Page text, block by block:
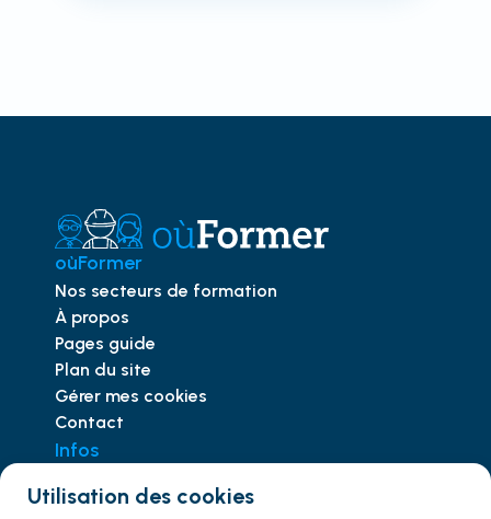
oùFormer
Nos secteurs de formation
À propos
Pages guide
Plan du site
Gérer mes cookies
Contact
Infos
Comprendrel'habilitation
Utilisation des cookies